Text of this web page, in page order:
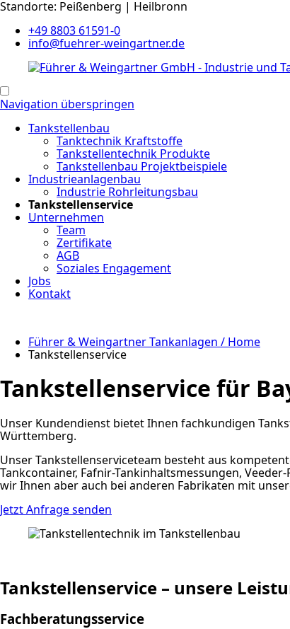
Standorte: Peißenberg | Heilbronn
+49 8803 61591-0
info@fuehrer-weingartner.de
Navigation überspringen
Tankstellenbau
Tanktechnik Kraftstoffe
Tankstellentechnik Produkte
Tankstellenbau Projektbeispiele
Industrieanlagenbau
Industrie Rohrleitungsbau
Tankstellenservice
Unternehmen
Team
Zertifikate
AGB
Soziales Engagement
Jobs
Kontakt
Führer & Weingartner Tankanlagen / Home
Tankstellenservice
Tankstellenservice für
Unser Kundendienst bietet Ihnen fachkundigen
Württemberg.
Unser Tankstellenserviceteam besteht aus
Tankcontainer, Fafnir-Tankinhaltsmessungen,
wir Ihnen aber auch bei anderen Fabrikaten mit
Jetzt Anfrage senden
Tankstellenservice – unsere
Fachberatungsservice